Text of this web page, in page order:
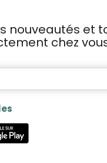
nouveautés et
chez